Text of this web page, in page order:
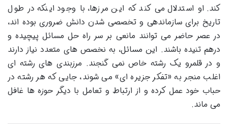
کند. او استدلال می کند که این مرزها، با وجود اینکه در طول
تاریخ برای سازماندهی و تخصصی شدن دانش ضروری بوده اند،
در عصر حاضر می توانند مانعی بر سر راه حل مسائل پیچیده و
درهم تنیده باشند. این مسائل، به نخصص های متعدد نیاز دارند
و در قلمرو یک رشته خاص نمی گنجند. مرزبندی های رشته ای
اغلب منجر به «تفکر جزیره ای» می شوند، جایی که هر رشته در
حباب خود عمل کرده و از ارتباط و تعامل با دیگر حوزه ها غافل
می ماند.